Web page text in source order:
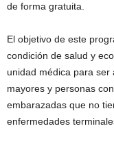
de forma gratuita.
El objetivo de este
condición de salud y
unidad médica para
mayores y personas
embarazadas que no
enfermedades